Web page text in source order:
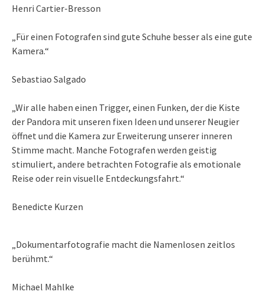
Henri Cartier-Bresson
„Für einen Fotografen sind gute Schuhe besser als eine gute
Kamera.“
Sebastiao Salgado
„Wir alle haben einen Trigger, einen Funken, der die Kiste
der Pandora mit unseren fixen Ideen und unserer Neugier
öffnet und die Kamera zur Erweiterung unserer inneren
Stimme macht. Manche Fotografen werden geistig
stimuliert, andere betrachten Fotografie als emotionale
Reise oder rein visuelle Entdeckungsfahrt.“
Benedicte Kurzen
„Dokumentarfotografie macht die Namenlosen zeitlos
berühmt.“
Michael Mahlke